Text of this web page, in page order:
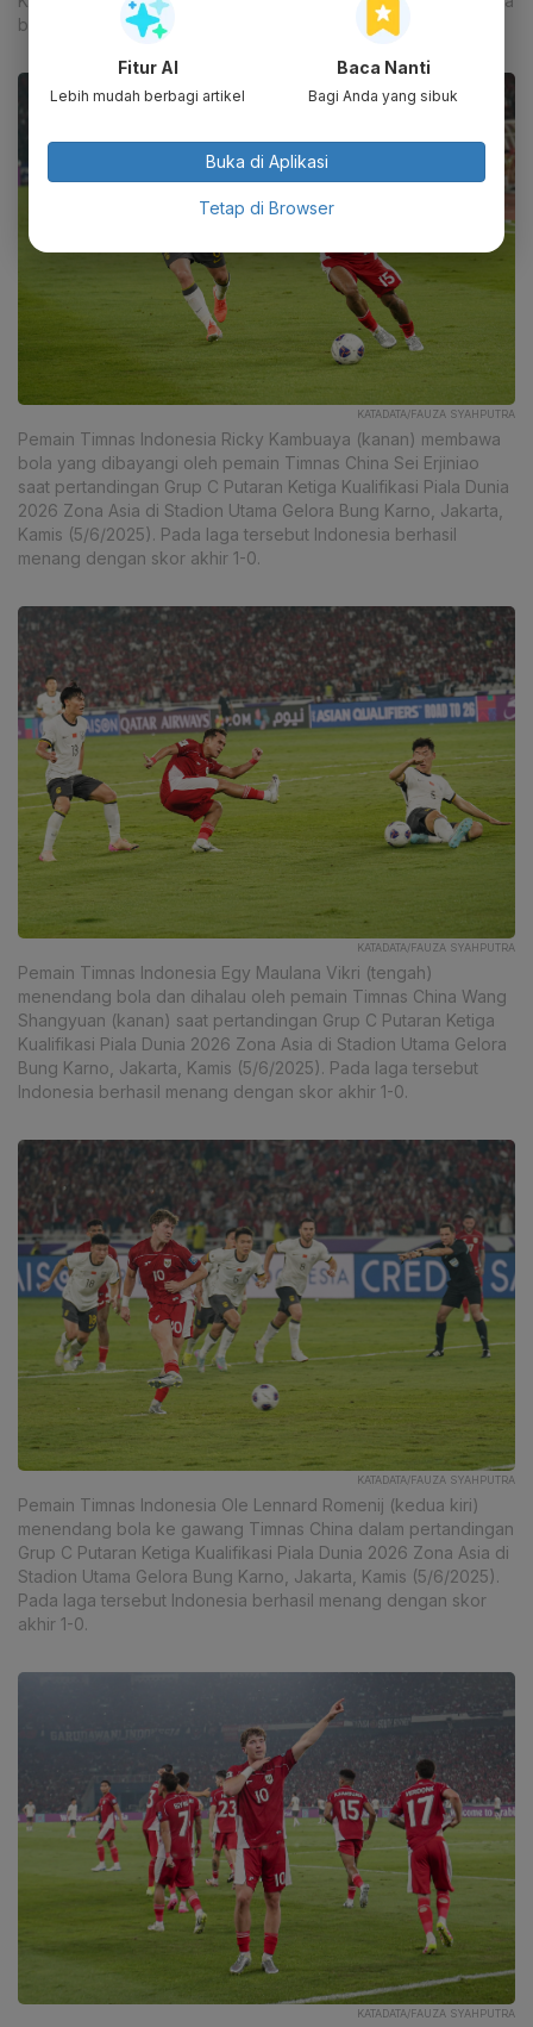
berhasil menang dengan skor akhir 1-0.
KATADATA/FAUZA SYAHPUTRA
Pemain Timnas Indonesia Ricky Kambuaya (kanan) membawa
bola yang dibayangi oleh pemain Timnas China Sei Erjiniao
saat pertandingan Grup C Putaran Ketiga Kualifikasi Piala Dunia
2026 Zona Asia di Stadion Utama Gelora Bung Karno, Jakarta,
Kamis (5/6/2025). Pada laga tersebut Indonesia berhasil
menang dengan skor akhir 1-0.
KATADATA/FAUZA SYAHPUTRA
Pemain Timnas Indonesia Egy Maulana Vikri (tengah)
menendang bola dan dihalau oleh pemain Timnas China Wang
Shangyuan (kanan) saat pertandingan Grup C Putaran Ketiga
Kualifikasi Piala Dunia 2026 Zona Asia di Stadion Utama Gelora
Bung Karno, Jakarta, Kamis (5/6/2025). Pada laga tersebut
Indonesia berhasil menang dengan skor akhir 1-0.
KATADATA/FAUZA SYAHPUTRA
Pemain Timnas Indonesia Ole Lennard Romenij (kedua kiri)
menendang bola ke gawang Timnas China dalam pertandingan
Grup C Putaran Ketiga Kualifikasi Piala Dunia 2026 Zona Asia di
Stadion Utama Gelora Bung Karno, Jakarta, Kamis (5/6/2025).
Pada laga tersebut Indonesia berhasil menang dengan skor
akhir 1-0.
KATADATA/FAUZA SYAHPUTRA
Fitur AI
Lebih mudah berbagi artikel
Baca Nanti
Bagi Anda yang sibuk
Buka di Aplikasi
Tetap di Browser